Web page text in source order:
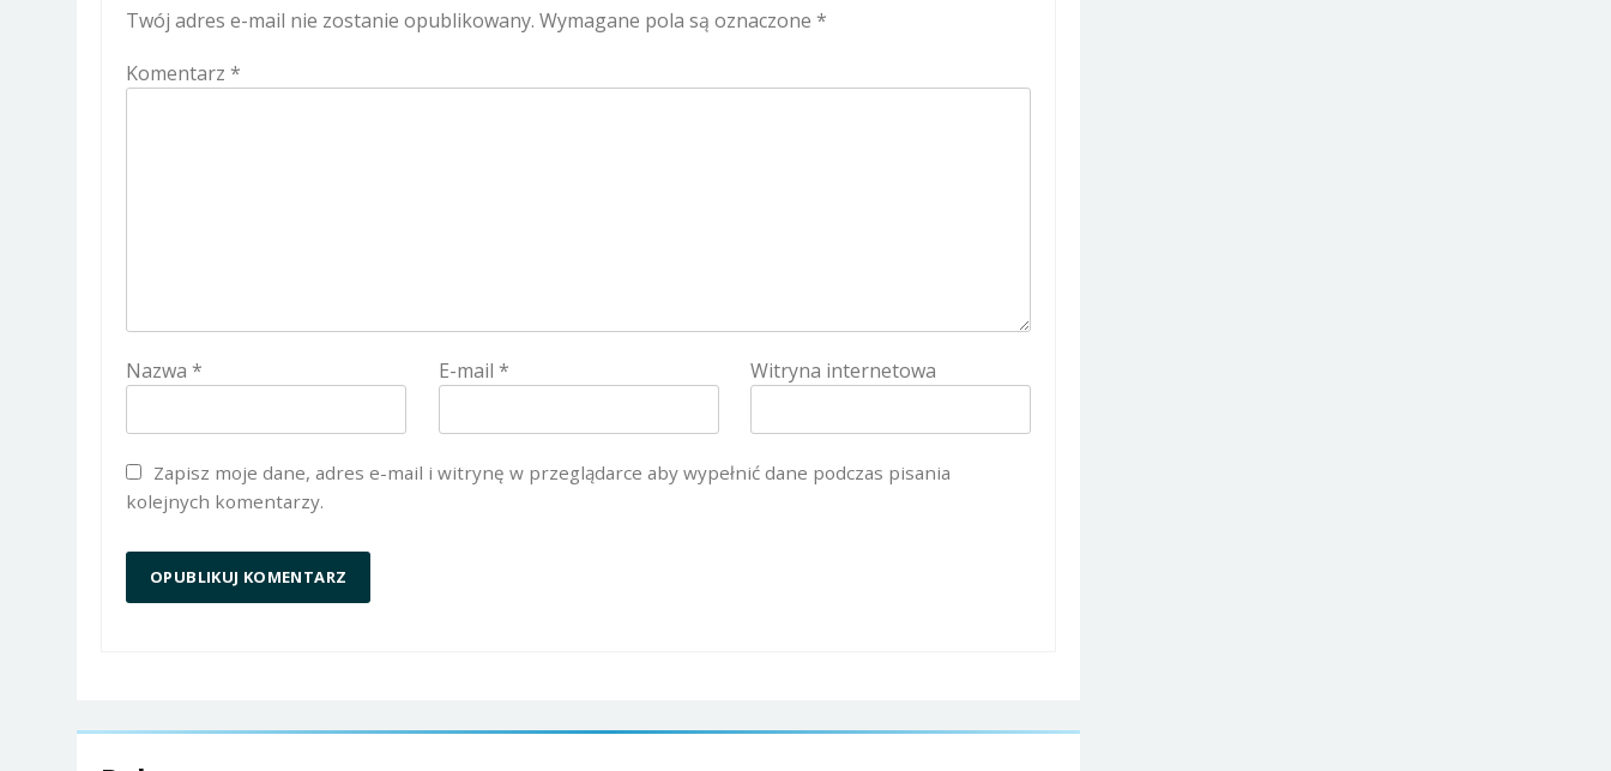
Twój adres e-mail nie zostanie opublikowany. Wymagane pola są oznaczone *
Komentarz *
Nazwa * E-mail * Witryna internetowa
Zapisz moje dane, adres e-mail i witrynę w przeglądarce aby wypełnić dane podczas pisania
kolejnych komentarzy.